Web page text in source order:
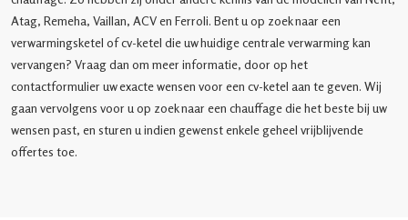
Atag, Remeha, Vaillan, ACV en Ferroli. Bent u op zoek naar een
verwarmingsketel of cv-ketel die uw huidige centrale verwarming kan
vervangen? Vraag dan om meer informatie, door op het
contactformulier uw exacte wensen voor een cv-ketel aan te geven. Wij
gaan vervolgens voor u op zoek naar een chauffage die het beste bij uw
wensen past, en sturen u indien gewenst enkele geheel vrijblijvende
offertes toe.